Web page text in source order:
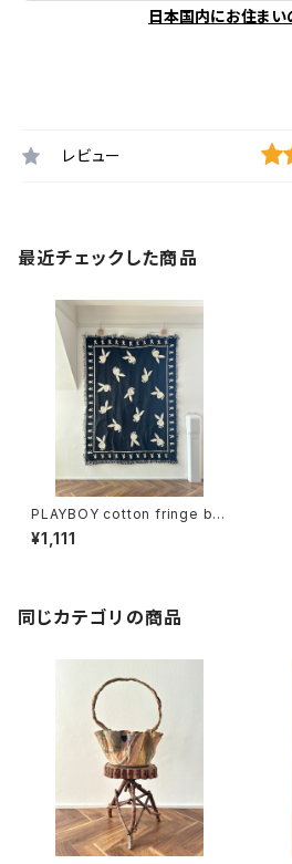
日本国内にお住まい
レビュー
最近チェックした商品
PLAYBOY cotton fringe bla
nket
¥1,111
同じカテゴリの商品